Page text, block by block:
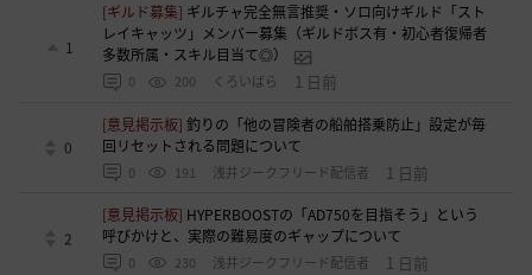
1
[ギルド募集] ギルチャ完全無言推奨・ソロ向けギルド「スト
レイキャッツ」メンバー募集（ギルドボス有・初心者復帰者
多数所属・スキル目当て◎）
0 200 くろいばら 1 日前
0
[意見掲示板]釣りの「他の冒険者の船舶搭乗防止」設定が毎
回リセットされる問題について
0 191 浅井ジークフリード配信者 1 日前
2
[意見掲示板] HYPERBOOSTの「AD750を目指そう」という
呼びかけと、実際の難易度のギャップについて
0 230 浅井ジークフリード配信者 1 日前